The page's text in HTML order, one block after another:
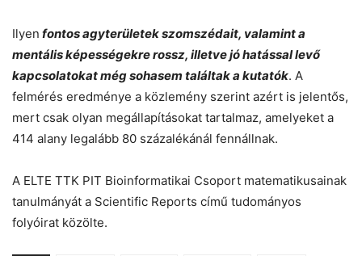
Ilyen fontos agyterületek szomszédait, valamint a
mentális képességekre rossz, illetve jó hatással levő
kapcsolatokat még sohasem találtak a kutatók. A
felmérés eredménye a közlemény szerint azért is jelentős,
mert csak olyan megállapításokat tartalmaz, amelyeket a
414 alany legalább 80 százalékánál fennállnak.
A ELTE TTK PIT Bioinformatikai Csoport matematikusainak
tanulmányát a Scientific Reports című tudományos
folyóirat közölte.